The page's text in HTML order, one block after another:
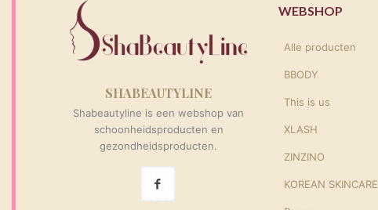
SHABEAUTYLINE
Shabeautyline is een webshop van
schoonheidsproducten en
gezondheidsproducten.
WEBSHOP
Alle producten
BBODY
This is us
XLASH
ZINZINO
KOREAN SKINCARE